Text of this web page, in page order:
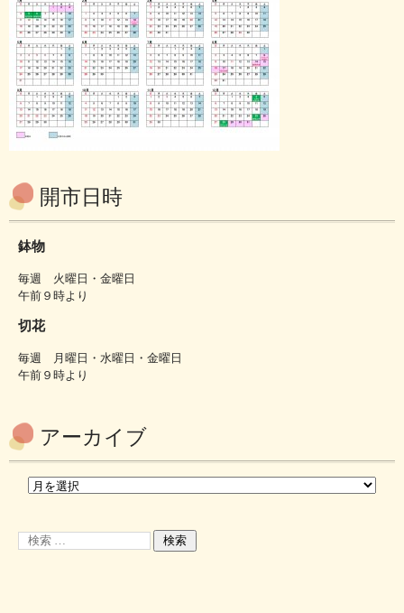
開市日時
鉢物
毎週 火曜日・金曜日
午前９時より
切花
毎週 月曜日・水曜日・金曜日
午前９時より
アーカイブ